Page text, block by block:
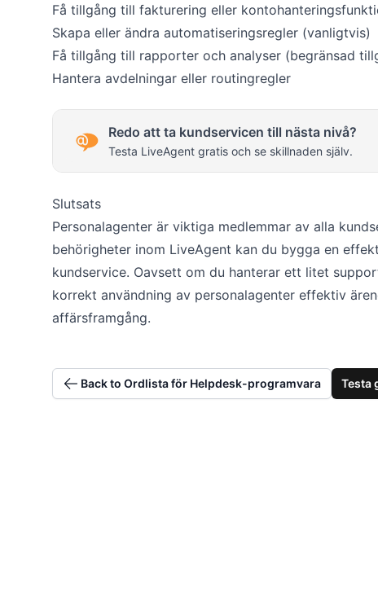
Få tillgång till fakturering eller
Skapa eller ändra automatiseringsregler (vanligtvis)
Få tillgång till rapporter och analyser (begränsad
Hantera avdelningar eller routingregler
Redo att ta kundservicen till nästa nivå?
Testa LiveAgent gratis och se skillnaden själv.
Slutsats
Personalagenter är viktiga medlemmar av alla
behörigheter inom LiveAgent kan du bygga en
kundservice. Oavsett om du hanterar ett litet
korrekt användning av personalagenter effektiv
affärsframgång.
Back to Ordlista för Helpdesk-programvara Testa